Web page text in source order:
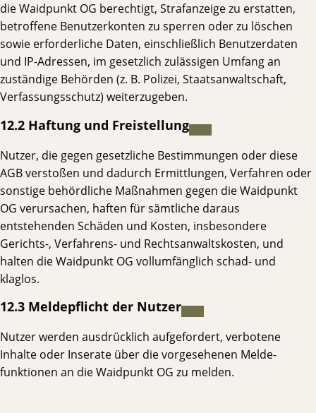
die Waidpunkt OG berechtigt, Strafanzeige zu erstatten,
betroffene Benutzerkonten zu sperren oder zu löschen
sowie erforderliche Daten, einschließlich Benutzerdaten
und IP-Adressen, im gesetzlich zulässigen Umfang an
zuständige Behörden (z. B. Polizei, Staatsanwaltschaft,
Verfassungsschutz) weiterzugeben.
12.2 Haftung und Freistellung
Nutzer, die gegen gesetzliche Bestimmungen oder diese
AGB verstoßen und dadurch Ermittlungen, Verfahren oder
sonstige behördliche Maßnahmen gegen die Waidpunkt
OG verursachen, haften für sämtliche daraus
entstehenden Schäden und Kosten, insbesondere
Gerichts-, Verfahrens- und Rechtsanwaltskosten, und
halten die Waidpunkt OG vollumfänglich schad- und
klaglos.
12.3 Meldepflicht der Nutzer
Nutzer werden ausdrücklich aufgefordert, verbotene
Inhalte oder Inserate über die vorgesehenen Melde­
funktionen an die Waidpunkt OG zu melden.